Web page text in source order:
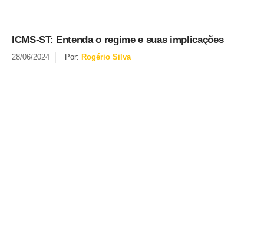
ICMS-ST: Entenda o regime e suas implicações
28/06/2024 Por: Rogério Silva